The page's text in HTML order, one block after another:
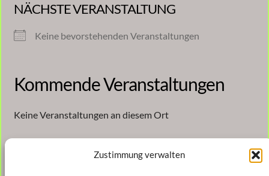
Zustimmung verwalten
NÄCHSTE VERANSTALTUNG
Keine bevorstehenden Veranstaltungen
Kommende Veranstaltungen
Keine Veranstaltungen an diesem Ort